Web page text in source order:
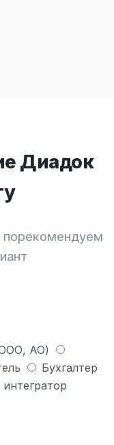
Диадок
АО)
Бухгалтер